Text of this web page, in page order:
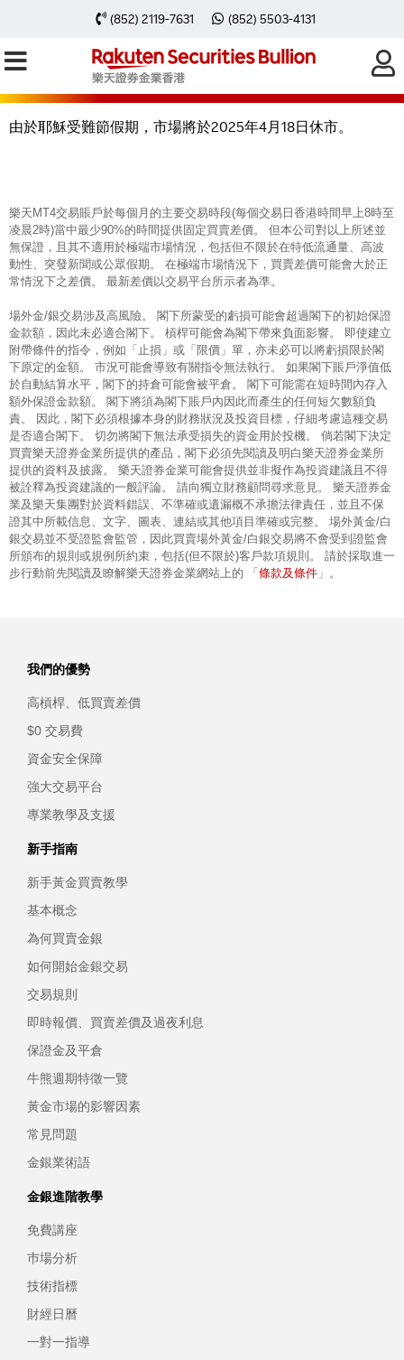
(852) 2119-7631 (852) 5503-4131
2025年4月18日樂天MT4交易時間因
耶穌受難節假期有所轉變
由於耶穌受難節假期，市場將於2025年4月18日休市。
樂天MT4交易賬戶於每個月的主要交易時段(每個交易日香港時間早上8時至
凌晨2時)當中最少90%的時間提供固定買賣差價。 但本公司對以上所述並
無保證，且其不適用於極端市場情況，包括但不限於在特低流通量、高波
動性、突發新聞或公眾假期。 在極端市場情況下，買賣差價可能會大於正
常情況下之差價。 最新差價以交易平台所示者為準。
場外金/銀交易涉及高風險。 閣下所蒙受的虧損可能會超過閣下的初始保證
金款額，因此未必適合閣下。 槓桿可能會為閣下帶來負面影響。 即使建立
附帶條件的指令，例如「止損」或「限價」單，亦未必可以將虧損限於閣
下原定的金額。 市況可能會導致有關指令無法執行。 如果閣下賬戶淨值低
於自動結算水平，閣下的持倉可能會被平倉。 閣下可能需在短時間內存入
額外保證金款額。 閣下將須為閣下賬戶內因此而產生的任何短欠數額負
責。 因此，閣下必須根據本身的財務狀況及投資目標，仔細考慮這種交易
是否適合閣下。 切勿將閣下無法承受損失的資金用於投機。 倘若閣下決定
買賣樂天證券金業所提供的產品，閣下必須先閱讀及明白樂天證券金業所
提供的資料及披露。 樂天證券金業可能會提供並非擬作為投資建議且不得
被詮釋為投資建議的一般評論。 請向獨立財務顧問尋求意見。 樂天證券金
業及樂天集團對於資料錯誤、不準確或遺漏概不承擔法律責任，並且不保
證其中所載信息、文字、圖表、連結或其他項目準確或完整。 場外黃金/白
銀交易並不受證監會監管，因此買賣場外黃金/白銀交易將不會受到證監會
所頒布的規則或規例所約束，包括(但不限於)客戶款項規則。 請於採取進一
步行動前先閱讀及瞭解樂天證券金業網站上的 「 條款及條件 」。
我們的優勢
高槓桿、低買賣差價
$0 交易費
資金安全保障
強大交易平台
專業教學及支援
新手指南
新手黃金買賣教學
基本概念
為何買賣金銀
如何開始金銀交易
交易規則
即時報價、買賣差價及過夜利息
保證金及平倉
牛熊週期特徵一覽
黃金市場的影響因素
常見問題
金銀業術語
金銀進階教學
免費講座
巿場分析
技術指標
財經日曆
一對一指導